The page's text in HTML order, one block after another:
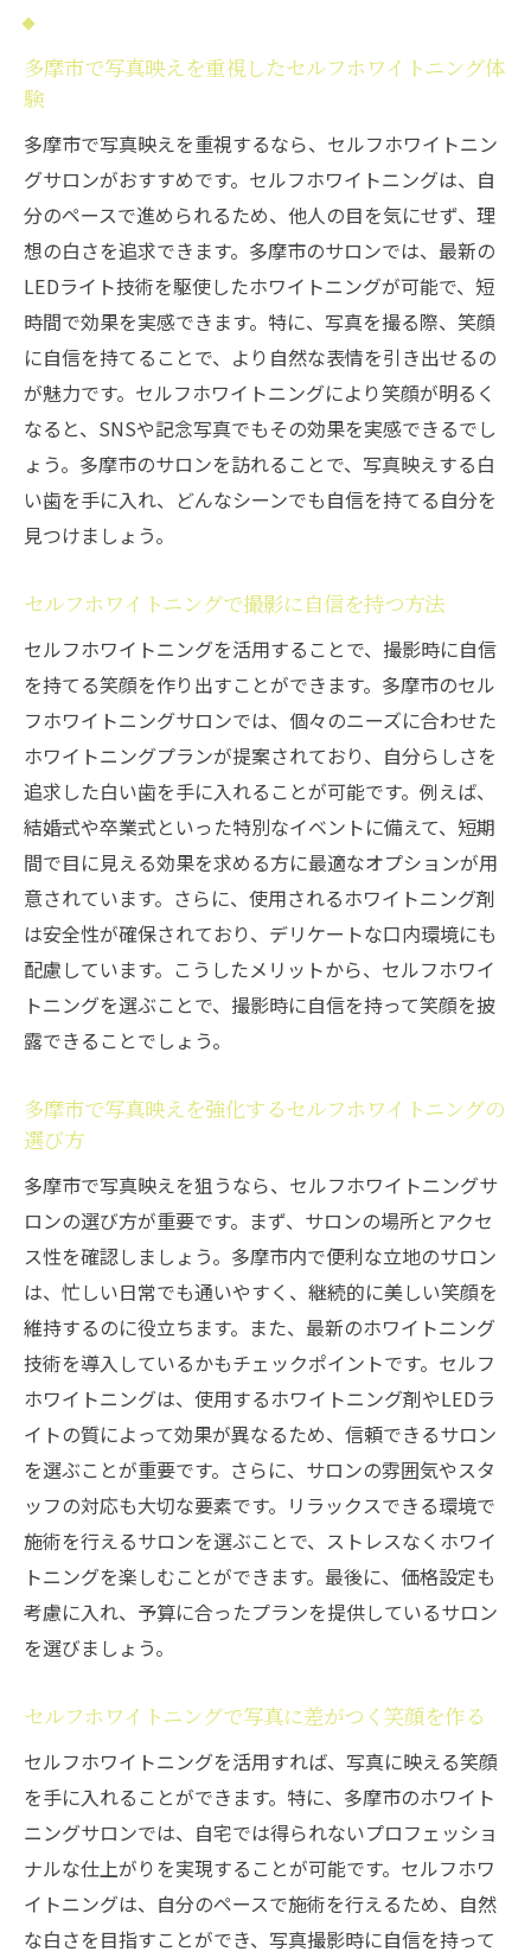
多摩市で写真映えを重視したセルフホワイトニング体
験
多摩市で写真映えを重視するなら、セルフホワイトニン
グサロンがおすすめです。セルフホワイトニングは、自
分のペースで進められるため、他人の目を気にせず、理
想の白さを追求できます。多摩市のサロンでは、最新の
LEDライト技術を駆使したホワイトニングが可能で、短
時間で効果を実感できます。特に、写真を撮る際、笑顔
に自信を持てることで、より自然な表情を引き出せるの
が魅力です。セルフホワイトニングにより笑顔が明るく
なると、SNSや記念写真でもその効果を実感できるでし
ょう。多摩市のサロンを訪れることで、写真映えする白
い歯を手に入れ、どんなシーンでも自信を持てる自分を
見つけましょう。
セルフホワイトニングで撮影に自信を持つ方法
セルフホワイトニングを活用することで、撮影時に自信
を持てる笑顔を作り出すことができます。多摩市のセル
フホワイトニングサロンでは、個々のニーズに合わせた
ホワイトニングプランが提案されており、自分らしさを
追求した白い歯を手に入れることが可能です。例えば、
結婚式や卒業式といった特別なイベントに備えて、短期
間で目に見える効果を求める方に最適なオプションが用
意されています。さらに、使用されるホワイトニング剤
は安全性が確保されており、デリケートな口内環境にも
配慮しています。こうしたメリットから、セルフホワイ
トニングを選ぶことで、撮影時に自信を持って笑顔を披
露できることでしょう。
多摩市で写真映えを強化するセルフホワイトニングの
選び方
多摩市で写真映えを狙うなら、セルフホワイトニングサ
ロンの選び方が重要です。まず、サロンの場所とアクセ
ス性を確認しましょう。多摩市内で便利な立地のサロン
は、忙しい日常でも通いやすく、継続的に美しい笑顔を
維持するのに役立ちます。また、最新のホワイトニング
技術を導入しているかもチェックポイントです。セルフ
ホワイトニングは、使用するホワイトニング剤やLEDラ
イトの質によって効果が異なるため、信頼できるサロン
を選ぶことが重要です。さらに、サロンの雰囲気やスタ
ッフの対応も大切な要素です。リラックスできる環境で
施術を行えるサロンを選ぶことで、ストレスなくホワイ
トニングを楽しむことができます。最後に、価格設定も
考慮に入れ、予算に合ったプランを提供しているサロン
を選びましょう。
セルフホワイトニングで写真に差がつく笑顔を作る
セルフホワイトニングを活用すれば、写真に映える笑顔
を手に入れることができます。特に、多摩市のホワイト
ニングサロンでは、自宅では得られないプロフェッショ
ナルな仕上がりを実現することが可能です。セルフホワ
イトニングは、自分のペースで施術を行えるため、自然
な白さを目指すことができ、写真撮影時に自信を持って